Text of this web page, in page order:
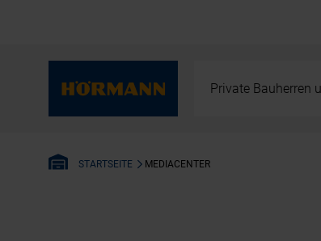
Private Bauherren
STARTSEITE MEDIACENTER